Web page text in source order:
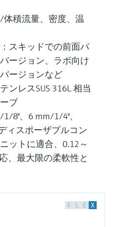
積流量、密度、温
スキッドでの前面パ
ージョン、ラボ向け
ージョンなど
ンレスSUS 316L 相当
ブ
8"、6 mm/1/4"、
ィスポーザブルコン
ットに適合、0.12～
、最大限の柔軟性と
F L E X